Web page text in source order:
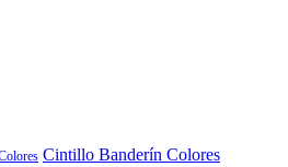
Cintillo Banderín Colores